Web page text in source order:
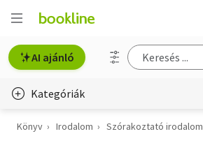
AI ajánló
Kategóriák
Életmód, egészség
Könyv Irodalom Szórakoztató irodalom